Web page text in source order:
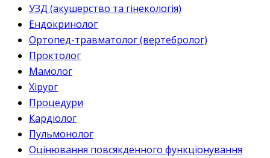
УЗД (акушерство та гінекологія)
Ендокринолог
Ортопед-травматолог (вертебролог)
Проктолог
Мамолог
Хірург
Процедури
Кардіолог
Пульмонолог
Оцінювання повсякденного функціонування